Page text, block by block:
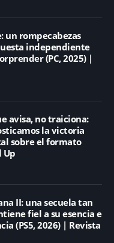
un rompecabezas
independiente
(PC, 2025) |
avisa, no traiciona:
la victoria
sobre el formato
Up
II: una secuela tan
fiel a su esencia e
(PS5, 2026) | Revista